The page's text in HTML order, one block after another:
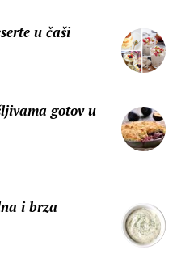
u čaši
gotov u
i brza